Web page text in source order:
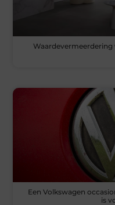
Een Volkswagen
is